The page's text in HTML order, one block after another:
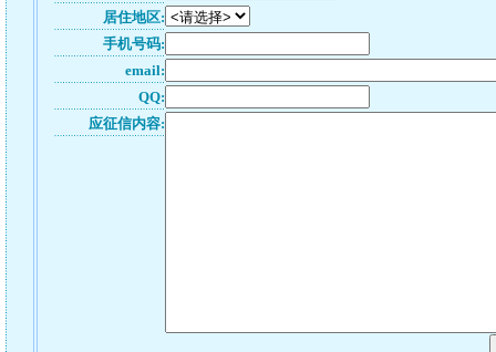
居住地区:
手机号码:
email:
QQ:
应征信内容: